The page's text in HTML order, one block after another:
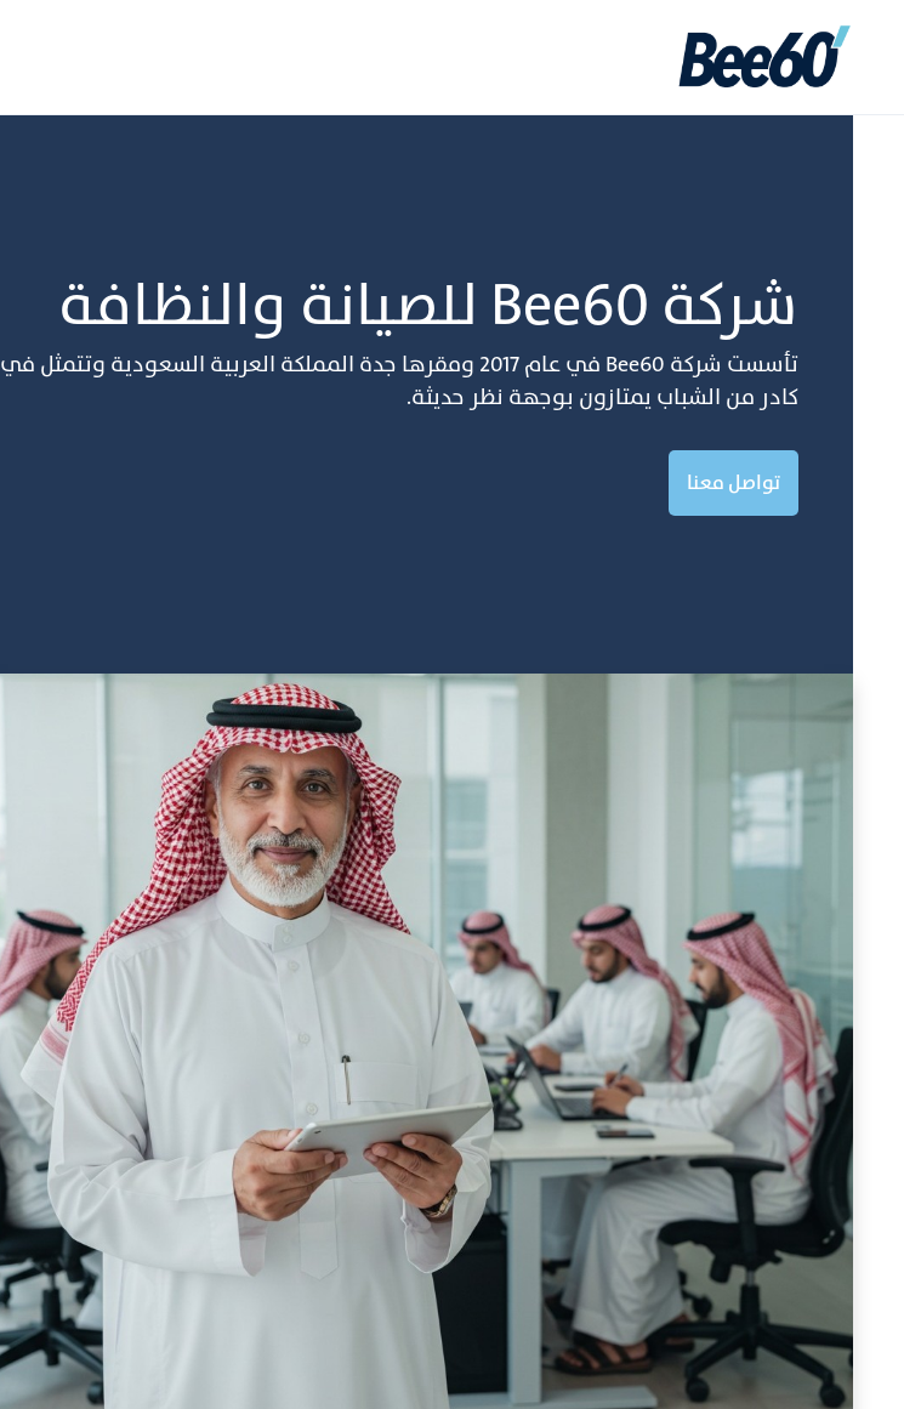
ﺷﺮﻛﺔ Bee60 ﻟﻠﺼﻴﺎﻧﺔ واﻟﻨﻈﺎفة
ﺗﺄﺳﺴﺖ ﺷﺮﻛﺔ Bee60 ﻓﻲ ﻋﺎم 2017 وﻣﻘﺮﻫﺎ ﺟﺪة اﻟﻤﻤﻠﻜﺔ اﻟﻌﺮﺑﻴﺔ اﻟﺴﻌﻮدﻳﺔ وﺗﺘﻤﺜﻞ ﻓﻲ
ﻛﺎدر ﻣﻦ اﻟﺸﺒﺎب ﻳﻤﺘﺎزون ﺑﻮﺟﻬﺔ ﻧﻈﺮ ﺣﺪﻳﺜﺔ.
تواصل معنا